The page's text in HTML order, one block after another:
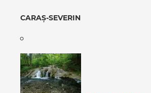
CARAȘ-SEVERIN